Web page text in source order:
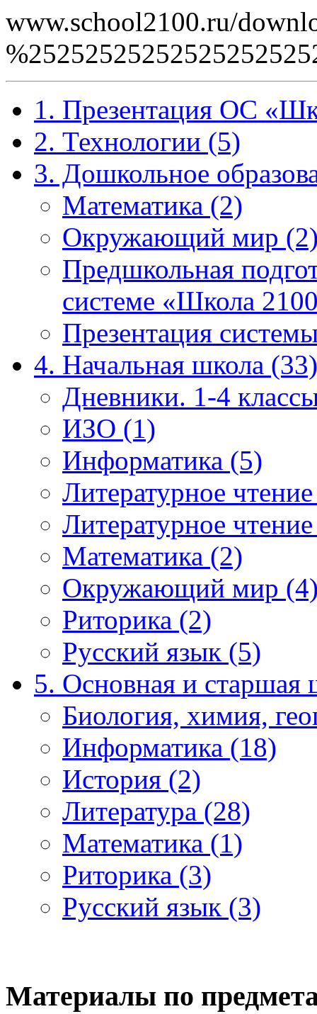
www.school2100.ru/
1. Презентация ОС
2. Технологии (5)
3. Дошкольное
Математика (2)
Окружающий мир
Предшкольная
системе «Школа
Презентация
4. Начальная школа (33)
Дневники. 1-4
ИЗО (1)
Информатика (5)
Литературное
Литературное
Математика (2)
Окружающий мир
Риторика (2)
Русский язык (5)
5. Основная и старшая
Биология, химия,
Информатика (18)
История (2)
Литература (28)
Математика (1)
Риторика (3)
Русский язык (3)
Материалы по